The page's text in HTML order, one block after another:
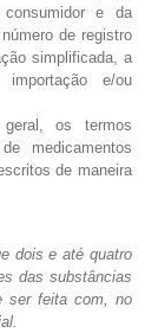
e da
de registro
simplificada, a
e/ou
os termos
medicamentos
de maneira
dois e até quatro
das substâncias
ser feita com, no